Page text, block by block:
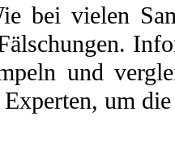
bei vielen
und
um